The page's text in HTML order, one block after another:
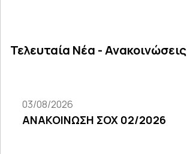
Τελευταία Νέα - Ανακοινώσεις
03/08/2026
ΑΝΑΚΟΙΝΩΣΗ ΣΟΧ 02/2026